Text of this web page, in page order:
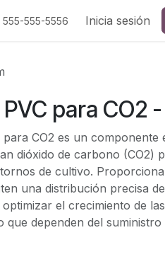
555-555-5556 Inicia sesión
para CO2
CO2 es un componente
dióxido de carbono (CO2)
de cultivo.
una distribución precisa
el crecimiento de
que dependen del